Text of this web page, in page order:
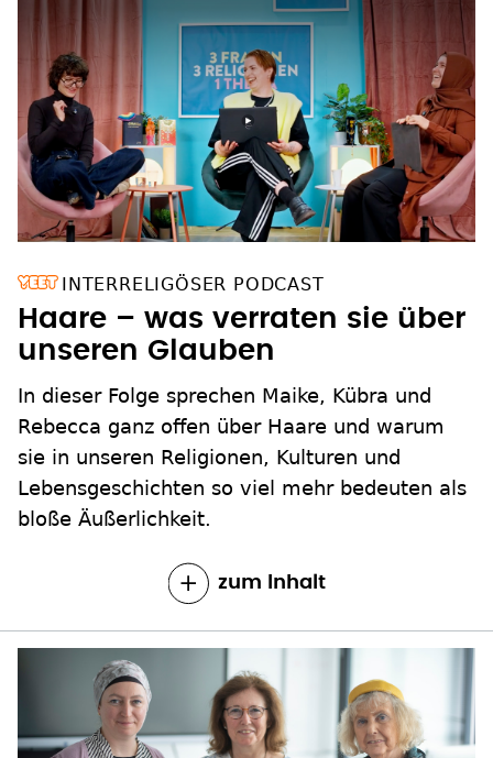
INTERRELIGÖSER PODCAST
Haare – was verraten sie über
unseren Glauben
In dieser Folge sprechen Maike, Kübra und
Rebecca ganz offen über Haare und warum
sie in unseren Religionen, Kulturen und
Lebensgeschichten so viel mehr bedeuten als
bloße Äußerlichkeit.
zum Inhalt